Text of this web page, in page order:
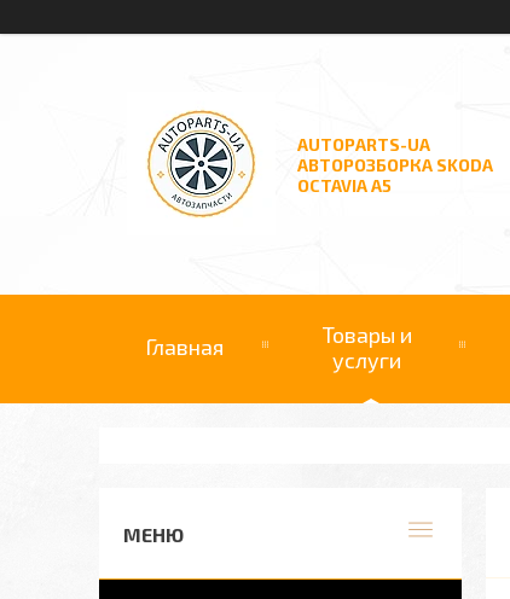
AUTOPARTS-UA
АВТОРОЗБОРКА SKODA
OCTAVIA A5
Главная
Товары и
услуги